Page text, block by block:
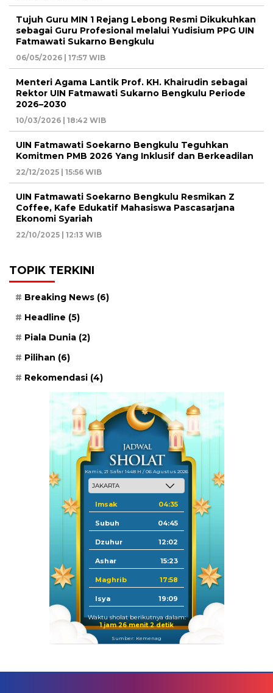
Tujuh Guru MIN 1 Rejang Lebong Resmi Dikukuhkan
sebagai Guru Profesional melalui Yudisium PPG UIN
Fatmawati Sukarno Bengkulu
06/05/2026 | 17:57 WIB
Menteri Agama Lantik Prof. KH. Khairudin sebagai
Rektor UIN Fatmawati Sukarno Bengkulu Periode
2026–2030
10/03/2026 | 18:42 WIB
UIN Fatmawati Soekarno Bengkulu Teguhkan
Komitmen PMB 2026 Yang Inklusif dan Berkeadilan
22/12/2025 | 15:56 WIB
UIN Fatmawati Soekarno Bengkulu Resmikan Z
Coffee, Kafe Edukatif Mahasiswa Pascasarjana
Ekonomi Syariah
22/10/2025 | 12:13 WIB
TOPIK TERKINI
Breaking News (6)
Headline (5)
Piala Dunia (2)
Pilihan (6)
Rekomendasi (4)
Kamis, 21 Safar 1448 H / 06 Agustus 2026
Imsak 04:35
Subuh 04:45
Dzuhur 12:02
Ashar 15:23
Maghrib 17:58
Isya 19:09
Waktu sholat berikutnya dalam:
1 jam 26 menit 2 detik
Sumber: Kemenag